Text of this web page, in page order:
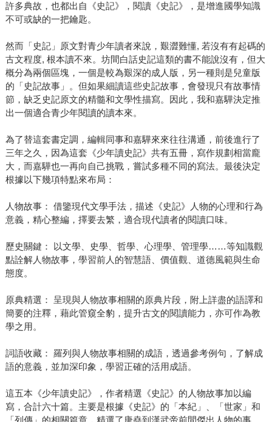
許多典故，也都出自《史記》，閱讀《史記》，是增進國學知識
不可或缺的一把鑰匙。
然而「史記」原文對青少年讀者來說，艱澀難懂, 若沒有有起碼的
古文程度, 根本讀不來。坊間白話史記這類的書不能說沒有，但大
概分為兩個區塊，一個是較為艱深的成人版，另一種則是兒童版
的「史記故事」。但如果細讀這些史記故事，會發現只有故事情
節，缺乏史記原文的精髓和文學性描寫。因此，我和嘉驊決定推
出一個適合青少年閱讀的讀本來。
為了替這套書定調，編輯同事和嘉驊來來往往溝通，前後進行了
三年之久，因為這套《少年讀史記》共有五冊，寫作規劃相當龐
大，而嘉驊也一再向自己挑戰，嘗試多種不同的寫法。最後決定
根據以下幾項特點來布局：
人物故事： 借鑒現代文學手法，描述《史記》人物的心理和行為
意義，精心整編，擇要去繁，適合現代讀者的閱讀口味。
歷史關鍵： 以文學、史學、哲學、心理學、管理學……等知識觀
點詮解人物故事，學習前人的智慧語、價值觀、道德風範與生命
態度。
原典精選： 呈現與人物故事相關的原典片段，附上詳盡的語譯和
簡要的注釋，藉此管窺全豹，提升古文的閱讀能力，亦可作為教
學之用。
詞語收藏： 羅列與人物故事相關的成語，透過參考例句，了解成
語的意義，並加深印象，學習正確的活用成語。
這五本《少年讀史記》，作者精選《史記》的人物故事加以編
寫，合計六十篇。主要是根據《史記》的「本紀」、「世家」和
「列傳」的相關篇章，精選了唐堯到漢武帝前間傑出人物的事